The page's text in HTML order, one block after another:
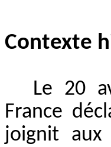
Contexte
Le 20
France
joignit aux